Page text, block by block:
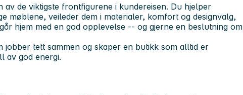
av de viktigste frontfigurene i kundereisen. Du hjelper
møblene, veileder dem i materialer, komfort og designvalg,
hjem med en god opplevelse -- og gjerne en beslutning om
jobber tett sammen og skaper en butikk som alltid er
av god energi.